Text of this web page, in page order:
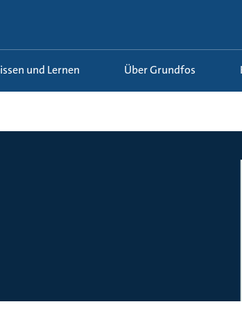
Wissen und Lernen Über Grundfos